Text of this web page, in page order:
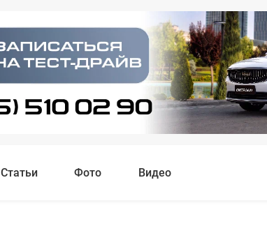
Статьи Фото Видео